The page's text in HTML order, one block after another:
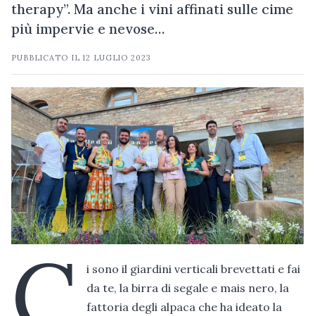
therapy”. Ma anche i vini affinati sulle cime
più impervie e nevose…
PUBBLICATO IL12 LUGLIO 2023
i sono il giardini verticali brevettati e fai
da te, la birra di segale e mais nero, la
fattoria degli alpaca che ha ideato la